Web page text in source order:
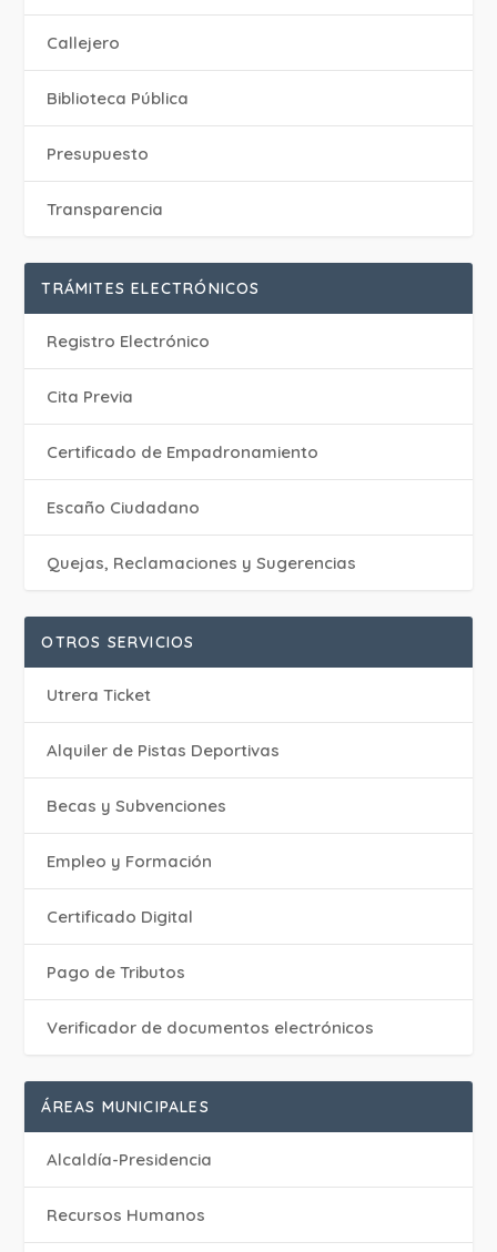
Callejero
Biblioteca Pública
Presupuesto
Transparencia
TRÁMITES ELECTRÓNICOS
Registro Electrónico
Cita Previa
Certificado de Empadronamiento
Escaño Ciudadano
Quejas, Reclamaciones y Sugerencias
OTROS SERVICIOS
Utrera Ticket
Alquiler de Pistas Deportivas
Becas y Subvenciones
Empleo y Formación
Certificado Digital
Pago de Tributos
Verificador de documentos electrónicos
ÁREAS MUNICIPALES
Alcaldía-Presidencia
Recursos Humanos